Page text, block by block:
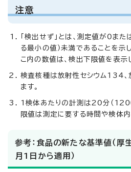
注意
「検出せず」とは、測定値が0ま
る最小の値）未満であることを示
こ内の数値は、検出下限値を表示
検査核種は放射性セシウム134
ます。
1検体あたりの計測は20分（
限値は測定に要する時間や検体内
参考：食品の新たな基準値（
月1日から適用）